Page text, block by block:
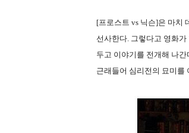
[프로스트 vs 닉슨]은 마치
선사한다. 그렇다고 영화
두고 이야기를 전개해 나
근래들어 심리전의 묘미를